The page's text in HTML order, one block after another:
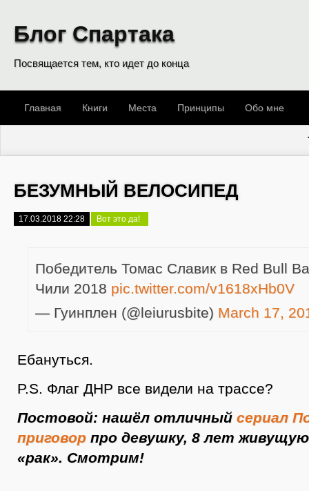
Блог Спартака
Посвящается тем, кто идет до конца
Главная Книги Места Принципы Обо мне
БЕЗУМНЫЙ ВЕЛОСИПЕД
17.03.2018 22:28 Вот это да!
Победитель Томас Славик в Red Bull
Чили 2018 pic.twitter.com/v1618xHb0V
— Гуинплен (@leiurusbite) March 17,
Ебануться.
P.S. Флаг ДНР все видели на трассе?
Постовой: нашёл отличный сериал
приговор про девушку, 8 лет
«рак». Смотрим!